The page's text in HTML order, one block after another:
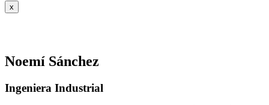
x
Noemí Sánchez
Ingeniera Industrial